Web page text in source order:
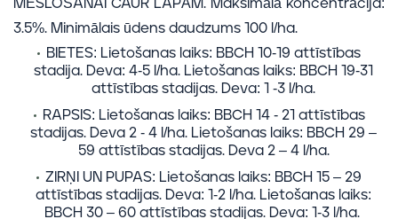
MĒSLOŠANAI CAUR LAPĀM. Maksimālā koncentrācija:
3.5%. Minimālais ūdens daudzums 100 l/ha.
BIETES: Lietošanas laiks: BBCH 10-19 attīstības
stadija. Deva: 4-5 l/ha. Lietošanas laiks: BBCH 19-31
attīstības stadijas. Deva: 1 -3 l/ha.
RAPSIS: Lietošanas laiks: BBCH 14 - 21 attīstības
stadijas. Deva 2 - 4 l/ha. Lietošanas laiks: BBCH 29 –
59 attīstības stadijas. Deva 2 – 4 l/ha.
ZIRŅI UN PUPAS: Lietošanas laiks: BBCH 15 – 29
attīstības stadijas. Deva: 1-2 l/ha. Lietošanas laiks:
BBCH 30 – 60 attīstības stadijas. Deva: 1-3 l/ha.